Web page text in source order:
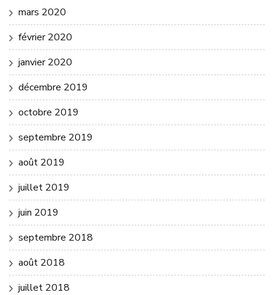
mars 2020
février 2020
janvier 2020
décembre 2019
octobre 2019
septembre 2019
août 2019
juillet 2019
juin 2019
septembre 2018
août 2018
juillet 2018